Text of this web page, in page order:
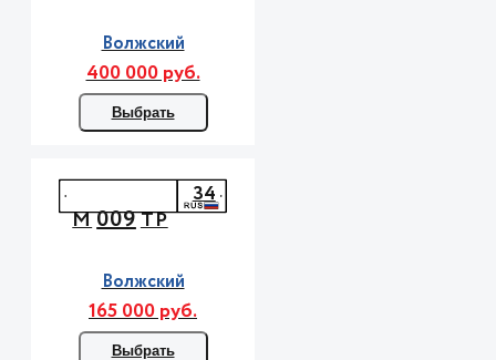
Волжский
400 000 руб.
Выбрать
М009ТР
34
Волжский
165 000 руб.
Выбрать